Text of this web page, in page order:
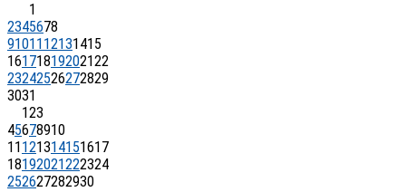
1
2345678
91011 12131415
16171819202122
23242526272829
3031
123
45678910
11 121314151617
18192021222324
252627282930